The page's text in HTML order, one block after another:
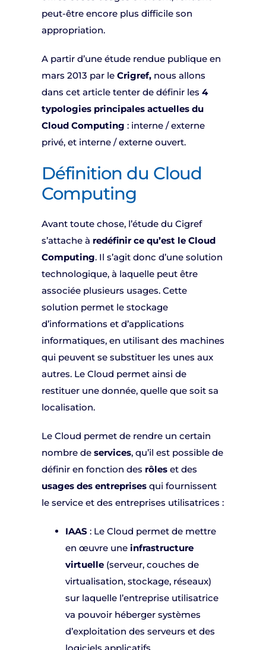
peut-être encore plus difficile son
appropriation.
A partir d’une étude rendue publique en
mars 2013 par le Crigref,nous allons
dans cet article tenter de définir les 4
typologies principales actuelles du
Cloud Computing : interne / externe
privé, et interne / externe ouvert.
Définition du Cloud
Computing
Avant toute chose, l’étude du Cigref
s’attache à redéfinir ce qu’est le Cloud
Computing. Il s’agit donc d’une solution
technologique, à laquelle peut être
associée plusieurs usages. Cette
solution permet le stockage
d’informations et d’applications
informatiques, en utilisant des machines
qui peuvent se substituer les unes aux
autres. Le Cloud permet ainsi de
restituer une donnée, quelle que soit sa
localisation.
Le Cloud permet de rendre un certain
nombre de services, qu’il est possible de
définir en fonction des rôleset des
usages des entreprisesqui fournissent
le service et des entreprises utilisatrices :
IAAS : Le Cloud permet de mettre
en œuvre une infrastructure
virtuelle(serveur, couches de
virtualisation, stockage, réseaux)
sur laquelle l’entreprise utilisatrice
va pouvoir héberger systèmes
d’exploitation des serveurs et des